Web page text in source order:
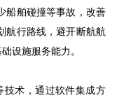
船舶碰撞等事故，改善
航行路线，避开断航航
设施服务能力。
技术，通过软件集成方